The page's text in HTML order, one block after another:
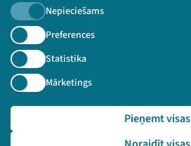
Nepieciešams
Preferences
Statistika
Mārketings
Pieņemt visas
Piesakies jaunumiem!
Nepalaid garām aktuālāko informāciju!
Pieteikties